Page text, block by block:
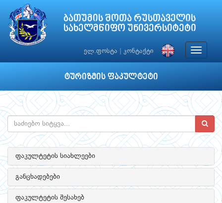
ბათუმის შოთა რუსთაველის
სახელმწიფო უნივერსიტეტი
ელ.ფოსტა კონტაქტი
Toggle
ტურიზმის ფაკულტეტი
ფაკულტეტის სიახლეები
განცხადებები
ფაკულტეტის შესახებ